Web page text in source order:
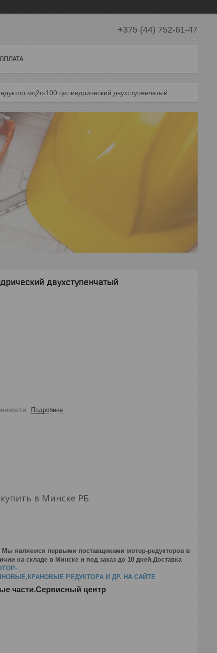
+375 (44) 752-61-47
мц2с-100 цилиндрический двухступенчатый
двухступенчатый
Подробнее
в Минске РБ
являемся первыми поставщиками мотор-редукторов в
на складе в Минске и под заказ до 10 дней.Доставка
РЕДУКТОРА И ДР. НА САЙТЕ
части.Сервисный центр